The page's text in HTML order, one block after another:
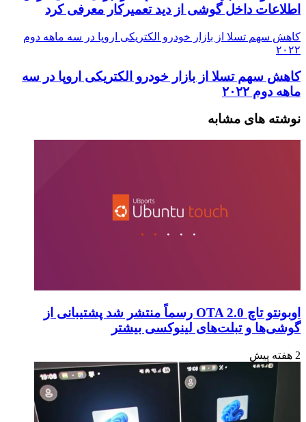
اطلاعات داخل گوشی از دید تعمیرکار معرفی کرد
کاهش سهم تسلا از بازار خودرو الکتریکی اروپا در سه ماهه دوم
۲۰۲۲
کاهش سهم تسلا از بازار خودرو الکتریکی اروپا در سه
ماهه دوم ۲۰۲۲
نوشته های مشابه
اوبونتو تاچ OTA 2.0 رسماً منتشر شد پشتیبانی از
گوشی‌ها و تبلت‌های لینوکسی بیشتر
2 هفته پیش